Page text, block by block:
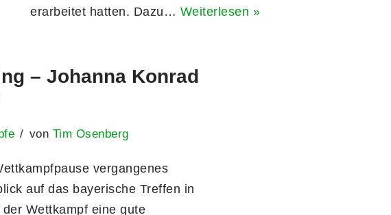
erarbeitet hatten. Dazu… Weiterlesen »
– Johanna Konrad
von Tim Osenberg
vergangenes
auf das bayerische Treffen in
Wettkampf eine gute